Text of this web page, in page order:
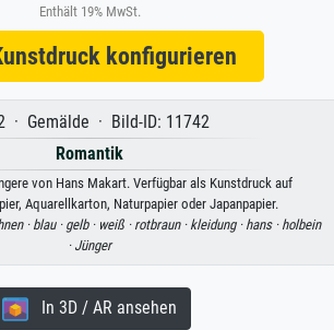
Enthält 19% MwSt.
konfigurieren
· Gemälde · Bild-ID: 11742
Romantik
von Hans Makart. Verfügbar als Kunstdruck auf
Aquarellkarton, Naturpapier oder Japanpapier.
·blau · gelb · weiß · rotbraun · kleidung · hans · holbein
· Jünger
In 3D / AR ansehen